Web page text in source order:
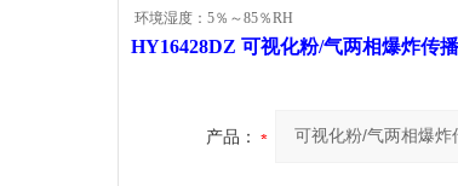
环境湿度：5％～85％RH
HY16428DZ 可视化粉/气两相爆炸传
产品：